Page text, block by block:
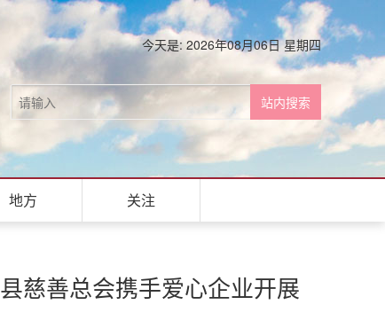
今天是: 2026年08月06日 星期四
地方 关注
慈善总会携手爱心企业开展